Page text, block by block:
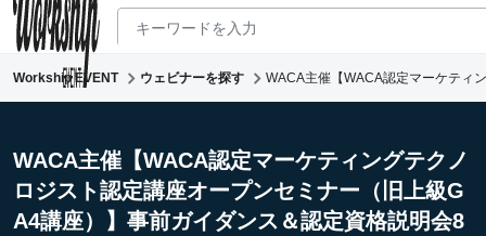
新着ウェビナー
マガジン
Workship EVENT ウェビナーを探す WACA主催【WACA認定マーケティ
WACA主催【WACA認定マーケティングテクノ
ロジスト認定講座オープンセミナー（旧上級G
A4講座）】事前ガイダンス＆認定資格説明会8